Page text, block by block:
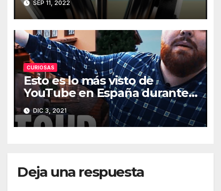
SEP 11, 2022
CURIOSAS
Esto es lo más visto de
YouTube en España durante
2021
DIC 3, 2021
Deja una respuesta